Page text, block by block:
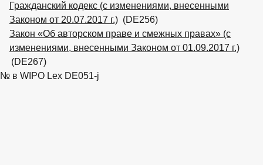
Гражданский кодекс (с изменениями, внесенными
Законом от 20.07.2017 г.) (DE256)
Закон «Об авторском праве и смежных правах» (с
изменениями, внесенными Законом от 01.09.2017 г.)
(DE267)
№ в WIPO Lex DE051-j